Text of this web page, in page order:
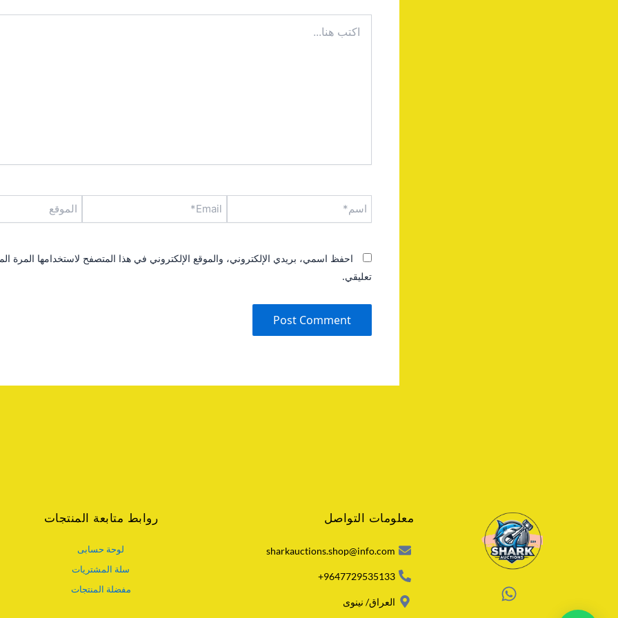
هنا...
اسم* Email* الموقع
احفظ اسمي، بريدي الإلكتروني، والموقع الإلكتروني في هذا المتصفح لاستخدامها المرة
تعليقي.
W
معلومات التواصل
sharkauctions.shop@info.com
9647729535133+
العراق/ نينوى
روابط متابعة المنتجات
لوحة حسابى
سلة المشتريات
مفضلة المنتجات